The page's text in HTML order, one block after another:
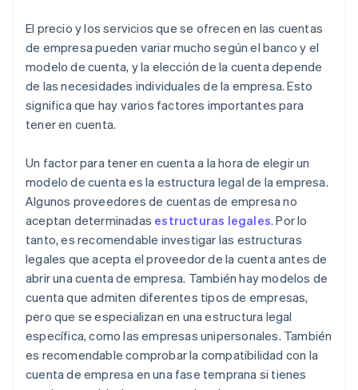
El precio y los servicios que se ofrecen en las cuentas
de empresa pueden variar mucho según el banco y el
modelo de cuenta, y la elección de la cuenta depende
de las necesidades individuales de la empresa. Esto
significa que hay varios factores importantes para
tener en cuenta.
Un factor para tener en cuenta a la hora de elegir un
modelo de cuenta es la estructura legal de la empresa.
Algunos proveedores de cuentas de empresa no
aceptan determinadas estructuras legales. Por lo
tanto, es recomendable investigar las estructuras
legales que acepta el proveedor de la cuenta antes de
abrir una cuenta de empresa. También hay modelos de
cuenta que admiten diferentes tipos de empresas,
pero que se especializan en una estructura legal
específica, como las empresas unipersonales. También
es recomendable comprobar la compatibilidad con la
cuenta de empresa en una fase temprana si tienes